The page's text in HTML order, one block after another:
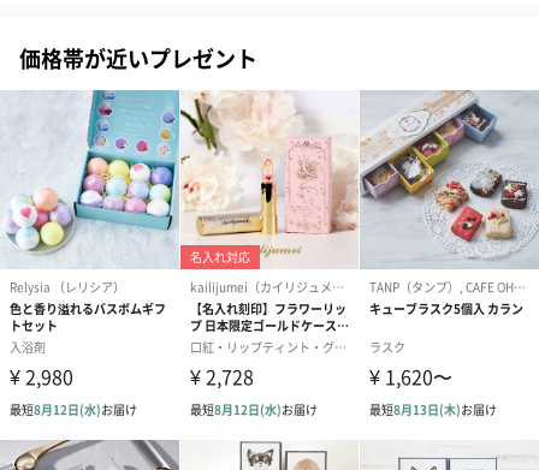
※9-15時にご注文いただく場合、最短のお届け可能日が通常より
シーズンブーケ（ひま
わり）（1,880円）
ブーケ（ホワイトグリ
ーン）（1,650円）
ブーケ（ピン
ドライフラワー・プリザーブドフラワー
価格帯が近いプレゼント